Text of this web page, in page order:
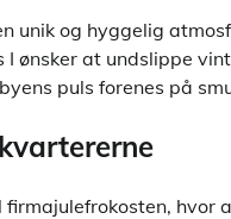
unik og hyggelig
ønsker at undslippe
puls forenes på